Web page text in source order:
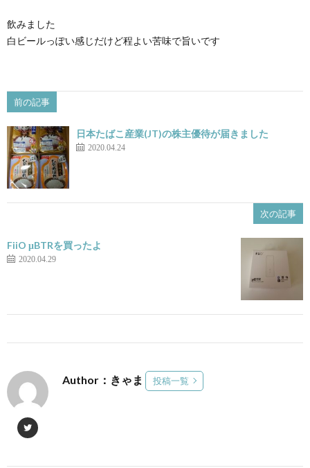
飲みました
白ビールっぽい感じだけど程よい苦味で旨いです
前の記事
日本たばこ産業(JT)の株主優待が届きました
2020.04.24
次の記事
FiiO μBTRを買ったよ
2020.04.29
Author：きゃま 投稿一覧